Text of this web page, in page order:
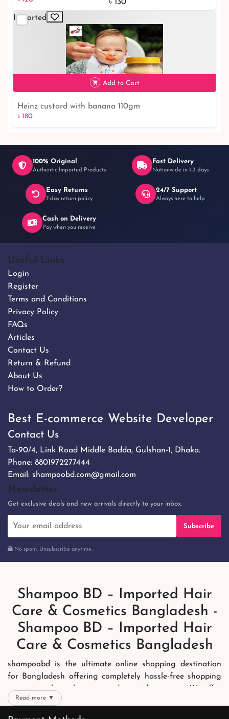
৳ 1208% off
৳ 130
Imported
৳ 180
Add to Cart
Heinz custard with banana 110gm
৳ 180
100% Original
Authentic Imported Products
Fast Delivery
Nationwide in 1-3 days
Easy Returns
7-day return policy
24/7 Support
Always here to help
Cash on Delivery
Pay when you receive
Useful Links
Login
Register
Terms and Conditions
Privacy Policy
FAQs
Articles
Contact Us
Return & Refund
About Us
How to Order?
Best E-commerce Website Developer
Contact Us
Ta-90/4, Link Road Middle Badda, Gulshan-1, Dhaka.
Phone: 8801972277444
Email: shampoobd.com@gmail.com
Newsletter
Get exclusive deals and new arrivals directly to your inbox.
Subscribe
No spam. Unsubscribe anytime.
Shampoo BD – Imported Hair
Care & Cosmetics Bangladesh -
Shampoo BD – Imported Hair
Care & Cosmetics Bangladesh
shampoobd is the ultimate online shopping destination
for Bangladesh offering completely hassle-free shopping
experience through secure and trusted gateways. We offer
you trendy and reliable shopping with all your preferred
Read more ▼